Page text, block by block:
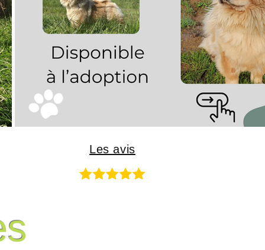
Les avis